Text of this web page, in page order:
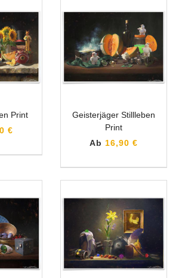
Print
€
Geisterjäger Stillleben
Print
Ab 16,90 €